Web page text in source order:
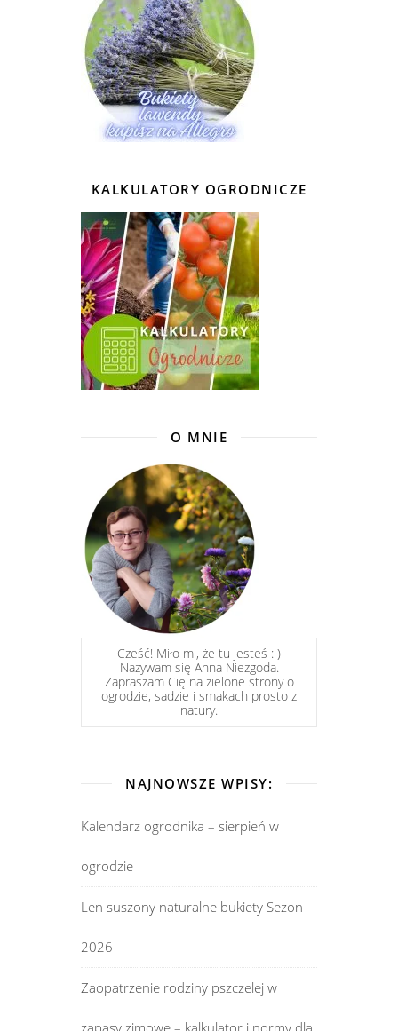
KALKULATORY OGRODNICZE
O MNIE
Cześć! Miło mi, że tu jesteś : )
Nazywam się Anna Niezgoda.
Zapraszam Cię na zielone strony o
ogrodzie, sadzie i smakach prosto z
natury.
NAJNOWSZE WPISY:
Kalendarz ogrodnika – sierpień w
ogrodzie
Len suszony naturalne bukiety Sezon
2026
Zaopatrzenie rodziny pszczelej w
zapasy zimowe – kalkulator i normy dla